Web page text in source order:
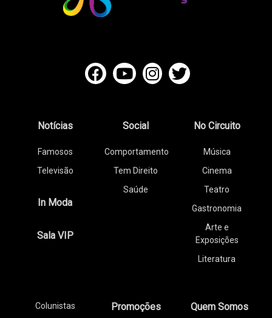
Notícias
Famosos
Televisão
In Moda
Sala VIP
Social
Comportamento
Tem Direito
Saúde
No Circuito
Música
Cinema
Teatro
Gastronomia
Arte e
Exposições
Literatura
Colunistas Promoções Quem Somos